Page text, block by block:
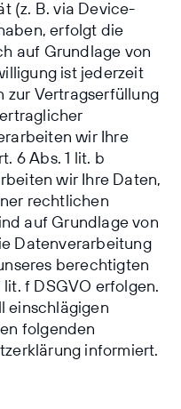
(z. B. via Device-
erfolgt die
auf Grundlage von
ist jederzeit
zur Vertragserfüllung
wir Ihre
6 Abs. 1 lit. b
wir Ihre Daten,
rechtlichen
auf Grundlage von
Datenverarbeitung
berechtigten
lit. f DSGVO erfolgen.
einschlägigen
folgenden
informiert.